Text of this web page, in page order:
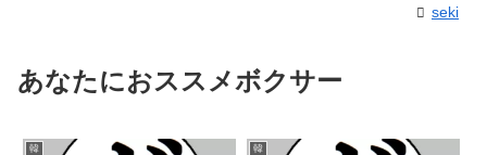
seki
あなたにおススメボクサー
韓 韓